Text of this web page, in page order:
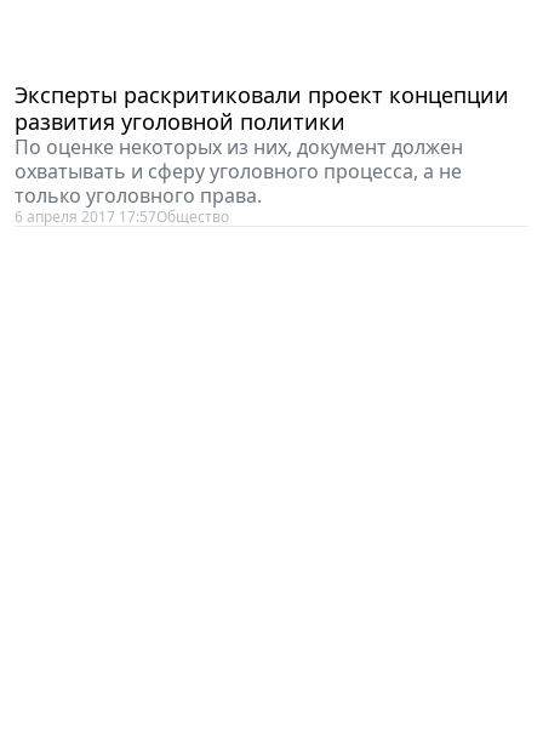
Эксперты раскритиковали проект концепции
развития уголовной политики
По оценке некоторых из них, документ должен
охватывать и сферу уголовного процесса, а не
только уголовного права.
6 апреля 2017 17:57Общество